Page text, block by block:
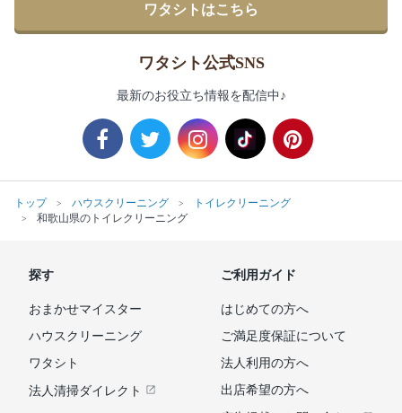
ワタシトはこちら
ワタシト公式SNS
最新のお役立ち情報を配信中♪
トップ ハウスクリーニング
トイレクリーニング
和歌山県のトイレクリーニング
探す
おまかせマイスター
ハウスクリーニング
ワタシト
法人清掃ダイレクト
ご利用ガイド
はじめての方へ
ご満足度保証について
法人利用の方へ
出店希望の方へ